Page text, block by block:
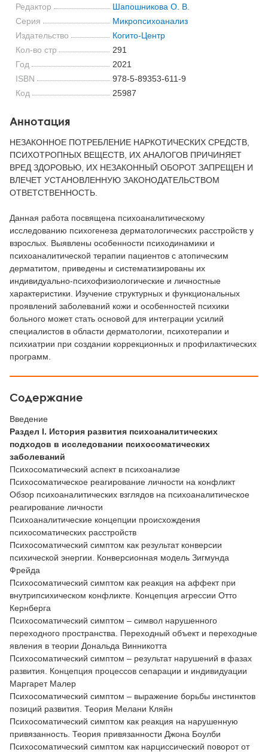
Редактор
Шапошникова О. В.
Серия
Микропсихоанализ
Издательство
Когито-Центр
Кол-во стр
291
Год
2021
ISBN
978-5-89353-611-9
Код
25987
Аннотация
НЕЗАКОННОЕ ПОТРЕБЛЕНИЕ НАРКОТИЧЕСКИХ СРЕДСТВ,
ПСИХОТРОПНЫХ ВЕЩЕСТВ, ИХ АНАЛОГОВ ПРИЧИНЯЕТ
ВРЕД ЗДОРОВЬЮ, ИХ НЕЗАКОННЫЙ ОБОРОТ ЗАПРЕЩЕН И
ВЛЕЧЕТ УСТАНОВЛЕННУЮ ЗАКОНОДАТЕЛЬСТВОМ
ОТВЕТСТВЕННОСТЬ.
Данная работа посвящена психоаналитическому
исследованию психогенеза дерматологических расстройств у
взрослых. Выявлены особенности психодинамики и
психоаналитической терапии пациентов с атопическим
дерматитом, приведены и систематизированы их
индивидуально-психофизиологические и личностные
характеристики. Изучение структурных и функциональных
проявлений заболеваний кожи и особенностей психики
больного может стать основой для интеграции усилий
специалистов в области дерматологии, психотерапии и
психиатрии при создании коррекционных и профилактических
программ.
Содержание
Введение
Раздел I. История развития психоаналитических
подходов в исследовании психосоматических
заболеваний
Психосоматический аспект в психоанализе
Психосоматическое реагирование личности на конфликт
Обзор психоаналитических взглядов на психоаналитическое
реагирование личности
Психоаналитические концепции происхождения
психосоматических расстройств
Психосоматический симптом как результат конверсии
психической энергии. Конверсионная модель Зигмунда
Фрейда
Психосоматический симптом как реакция на аффект при
внутрипсихическом конфликте. Концепция агрессии Отто
Кернберга
Психосоматический симптом – символ нарушенного
переходного пространства. Переходный объект и переходные
явления в теории Дональда Винникотта
Психосоматический симптом – результат нарушений в фазах
развития. Концепция процессов сепарации и индивидуации
Маргарет Малер
Психосоматический симптом – выражение борьбы инстинктов
позиций развития. Теория Мелани Кляйн
Психосоматический симптом как реакция на нарушенную
привязанность. Теория привязанности Джона Боулби
Психосоматический симптом как нарциссический поворот от